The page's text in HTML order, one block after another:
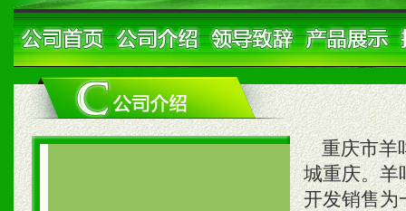
重庆市羊
城重庆。羊
开发销售为